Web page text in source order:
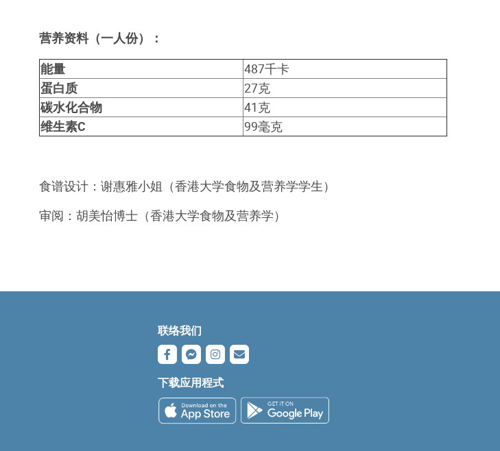
营养资料（一人份）：
能量
487千卡
蛋白质
27克
碳水化合物
41克
维生素C
99毫克
食谱设计：谢惠雅小姐（香港大学食物及营养学学生）
审阅：胡美怡博士（香港大学食物及营养学）
联络我们
下载应用程式